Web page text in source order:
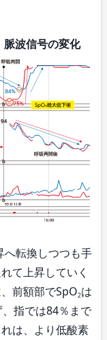
脈波信号の変化
へ転換しつつも手
て上昇していく
前額部でSpO2は
指では84％まで
は、より低酸素